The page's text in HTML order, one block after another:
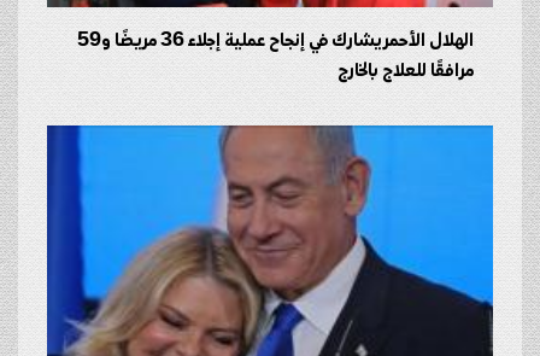
الهلال الأحمر يشارك في إنجاح عملية إجلاء 36 مريضًا و59
مرافقًا للعلاج بالخارج